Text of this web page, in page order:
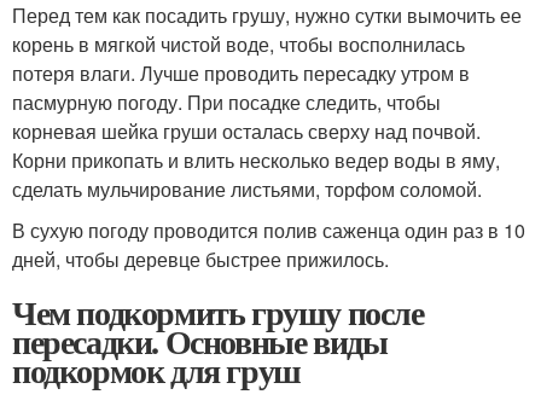
Перед тем как посадить грушу, нужно сутки вымочить ее
корень в мягкой чистой воде, чтобы восполнилась
потеря влаги. Лучше проводить пересадку утром в
пасмурную погоду. При посадке следить, чтобы
корневая шейка груши осталась сверху над почвой.
Корни прикопать и влить несколько ведер воды в яму,
сделать мульчирование листьями, торфом соломой.
В сухую погоду проводится полив саженца один раз в 10
дней, чтобы деревце быстрее прижилось.
Чем подкормить грушу после
пересадки. Основные виды
подкормок для груш